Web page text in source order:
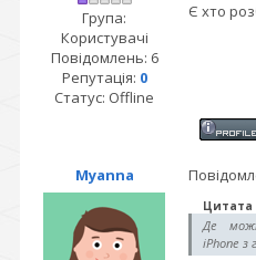
Група:
Користувачі
Повідомлень: 6
Репутація: 0
Статус: Offline
Є хто
Myanna
Цитата
Де
iPhone з